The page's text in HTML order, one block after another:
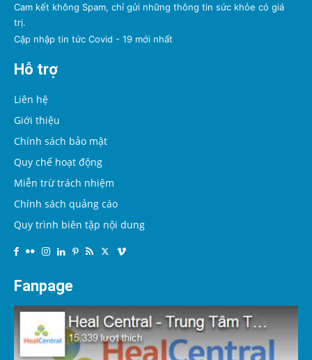
Cam kết không Spam, chỉ gửi những thông tin sức khỏe có giá
trị.
Cập nhập tin tức Covid - 19 mới nhất
Hỗ trợ
Liên hệ
Giới thiệu
Chính sách bảo mật
Quy chế hoạt động
Miễn trừ trách nhiệm
Chính sách quảng cáo
Quy trình biên tập nội dung
Fanpage